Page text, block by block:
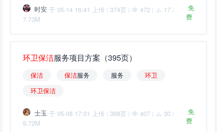
时安 于 05-14 16:41 上传 | 374页 | 472 | 17 |
7.73M
免
费
环卫保洁服务项目方案（395页）
保洁 保洁服务 服务 环卫
环卫保洁
士玉 于 05-08 17:01 上传 | 398页 | 407 | 30 |
9.72M
免
费